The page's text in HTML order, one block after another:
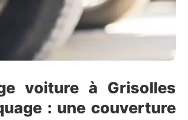
voiture à Grisolles
: une couverture